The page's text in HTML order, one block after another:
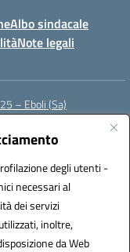
degli utenti -
necessari al
dei servizi
inoltre,
da Web
Albo sindacale
Note legali
– Eboli (Sa)
istsc_saic81900c